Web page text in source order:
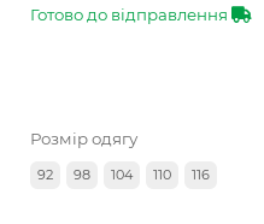
Готово до відправлення
Розмір одягу
92 98 104 110 116